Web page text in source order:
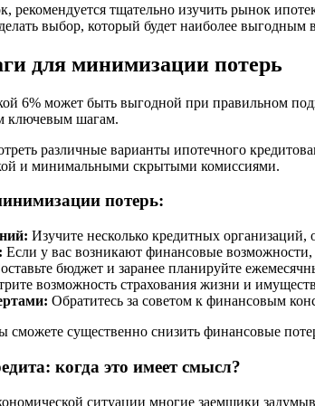
рекомендуется тщательно изучить рынок
выбор, который будет наиболее выгодным
для минимизации потерь
6% может быть выгодной при правильном
ключевым шагам.
различные варианты ипотечного
и минимальными скрытыми комиссиями.
потерь:
Изучите несколько кредитных
Если у вас возникают финансовые
бюджет и заранее планируйте
возможность страхования жизни и
Обратитесь за советом к финансовым
существенно снизить финансовые
когда это имеет смысл?
ситуации многие заемщики